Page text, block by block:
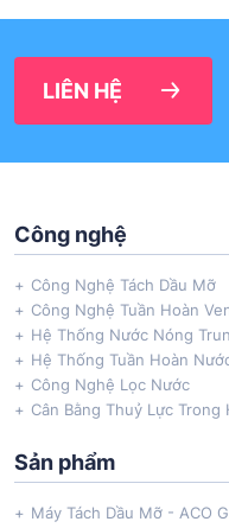
LIÊN HỆ
Công nghệ
Công Nghệ Tách Dầu Mỡ
Công Nghệ Tuần Hoàn
Hệ Thống Nước Nóng
Hệ Thống Tuần Hoàn
Công Nghệ Lọc Nước
Cân Bằng Thuỷ Lực Trong
Sản phẩm
Máy Tách Dầu Mỡ - ACO